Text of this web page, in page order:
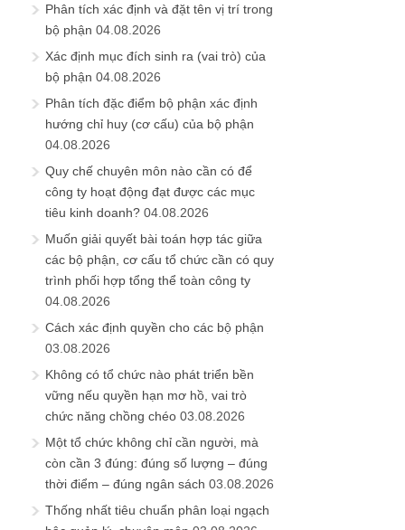
Phân tích xác định và đặt tên vị trí trong
bộ phận 04.08.2026
Xác định mục đích sinh ra (vai trò) của
bộ phận 04.08.2026
Phân tích đặc điểm bộ phận xác định
hướng chỉ huy (cơ cấu) của bộ phận
04.08.2026
Quy chế chuyên môn nào cần có để
công ty hoạt động đạt được các mục
tiêu kinh doanh? 04.08.2026
Muốn giải quyết bài toán hợp tác giữa
các bộ phận, cơ cấu tổ chức cần có quy
trình phối hợp tổng thể toàn công ty
04.08.2026
Cách xác định quyền cho các bộ phận
03.08.2026
Không có tổ chức nào phát triển bền
vững nếu quyền hạn mơ hồ, vai trò
chức năng chồng chéo 03.08.2026
Một tổ chức không chỉ cần người, mà
còn cần 3 đúng: đúng số lượng – đúng
thời điểm – đúng ngân sách 03.08.2026
Thống nhất tiêu chuẩn phân loại ngạch